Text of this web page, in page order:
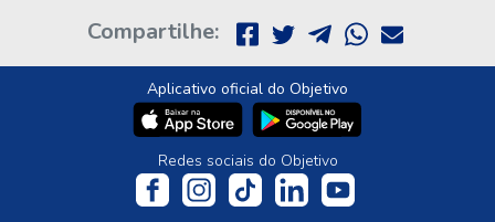
Compartilhe:
Aplicativo oficial do Objetivo
Redes sociais do Objetivo